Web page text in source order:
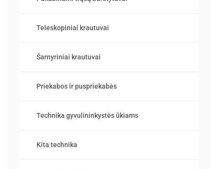
Teleskopiniai krautuvai
Šarnyriniai krautuvai
Priekabos ir puspriekabės
Technika gyvulininkystės ūkiams
Kita technika